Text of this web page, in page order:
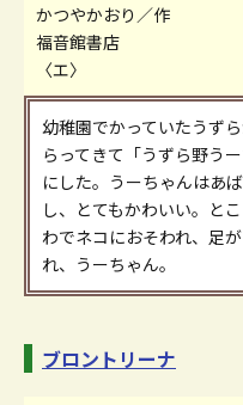
かつやかおり／作
福音館書店
〈エ〉
幼稚園でかっていたうず
らってきて「うずら野う
にした。うーちゃんはあ
し、とてもかわいい。と
わでネコにおそわれ、足
れ、うーちゃん。
ブロントリーナ